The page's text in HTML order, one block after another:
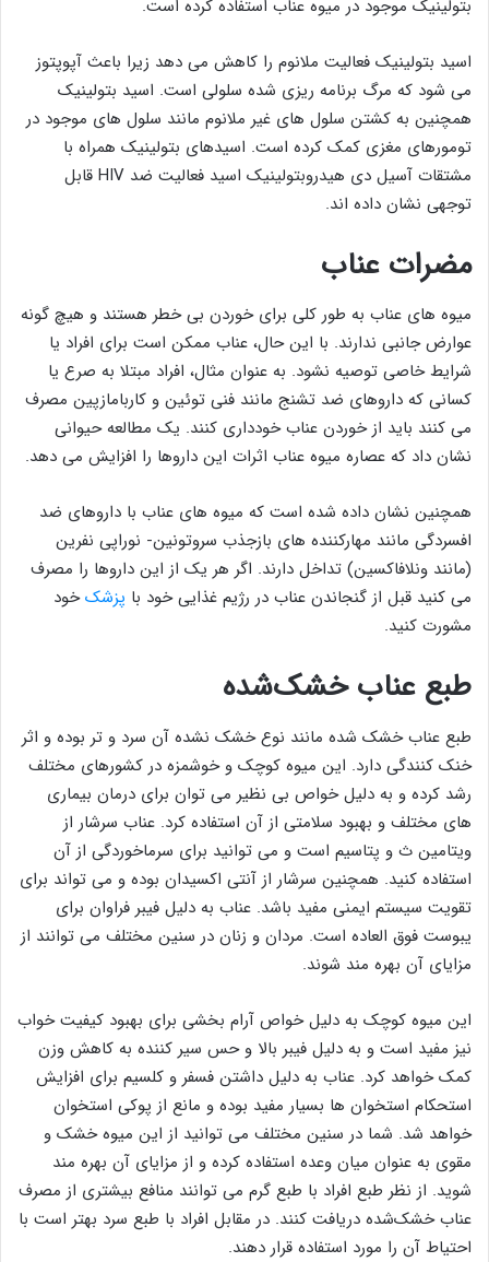
بتولینیک موجود در میوه عناب استفاده کرده است.
اسید بتولینیک فعالیت ملانوم را کاهش می دهد زیرا باعث آپوپتوز
می شود که مرگ برنامه ریزی شده سلولی است. اسید بتولینیک
همچنین به کشتن سلول ‌های غیر ملانوم مانند سلول ‌های موجود در
تومورهای مغزی کمک کرده است. اسیدهای بتولینیک همراه با
مشتقات آسیل دی هیدروبتولینیک اسید فعالیت ضد HIV قابل
توجهی نشان داده اند.
مضرات عناب
میوه های عناب به طور کلی برای خوردن بی خطر هستند و هیچ گونه
عوارض جانبی ندارند. با این حال، عناب ممکن است برای افراد یا
شرایط خاصی توصیه نشود. به عنوان مثال، افراد مبتلا به صرع یا
کسانی که داروهای ضد تشنج مانند فنی توئین و کاربامازپین مصرف
می کنند باید از خوردن عناب خودداری کنند. یک مطالعه حیوانی
نشان داد که عصاره میوه عناب اثرات این داروها را افزایش می دهد.
همچنین نشان داده شده است که میوه های عناب با داروهای ضد
افسردگی مانند مهارکننده های بازجذب سروتونین- نوراپی نفرین
(مانند ونلافاکسین) تداخل دارند. اگر هر یک از این داروها را مصرف
می کنید قبل از گنجاندن عناب در رژیم غذایی خود با پزشکخود
مشورت کنید.
طبع عناب خشک‌شده
طبع عناب خشک‌ شده مانند نوع خشک نشده آن سرد و تر بوده و اثر
خنک کنندگی دارد. این میوه کوچک و خوشمزه در کشورهای مختلف
رشد کرده و به دلیل خواص بی نظیر می توان برای درمان بیماری
های مختلف و بهبود سلامتی از آن استفاده کرد. عناب سرشار از
ویتامین ث و پتاسیم است و می توانید برای سرماخوردگی از آن
استفاده کنید. همچنین سرشار از آنتی اکسیدان بوده و می تواند برای
تقویت سیستم ایمنی مفید باشد. عناب به دلیل فیبر فراوان برای
یبوست فوق العاده است. مردان و زنان در سنین مختلف می توانند از
مزایای آن بهره مند شوند.
این میوه کوچک به دلیل خواص آرام بخشی برای بهبود کیفیت خواب
نیز مفید است و به دلیل فیبر بالا و حس سیر کننده به کاهش وزن
کمک خواهد کرد. عناب به دلیل داشتن فسفر و کلسیم برای افزایش
استحکام استخوان ها بسیار مفید بوده و مانع از پوکی استخوان
خواهد شد. شما در سنین مختلف می توانید از این میوه خشک و
مقوی به عنوان میان وعده استفاده کرده و از مزایای آن بهره مند
شوید. از نظر طبع افراد با طبع گرم می توانند منافع بیشتری از مصرف
عناب خشک‌شده دریافت کنند. در مقابل افراد با طبع سرد بهتر است با
احتیاط آن را مورد استفاده قرار دهند.